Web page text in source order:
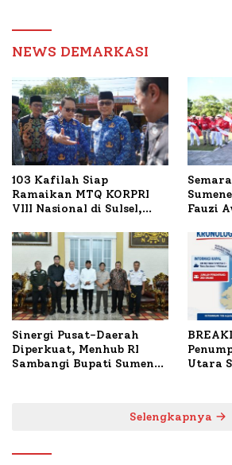
NEWS DEMARKASI
103 Kafilah Siap
Ramaikan MTQ KORPRI
VIII Nasional di Sulsel,
Fauzi
Sinergi Pusat-Daerah
Diperkuat, Menhub RI
Sambangi Bupati Sumenep
Utara
Selengkapnya